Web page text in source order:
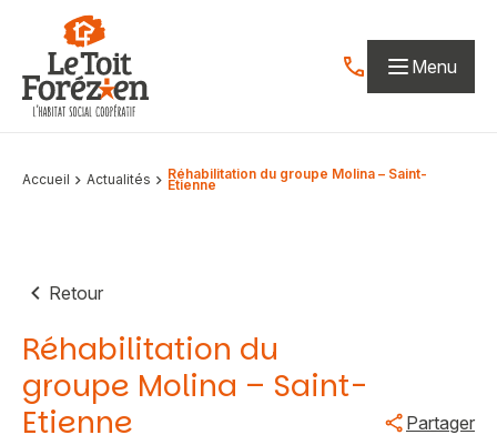
Aller au contenu
Contactez-nous
Menu
Accueil Actualités Réhabilitation du groupe Molina – Saint-
Etienne
Retour
Réhabilitation du
groupe Molina – Saint-
Etienne
Partager